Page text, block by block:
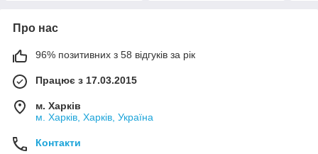
Про нас
96% позитивних з 58 відгуків за рік
Працює з 17.03.2015
м. Харків
м. Харків, Харків, Україна
Контакти